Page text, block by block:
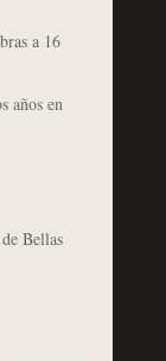
a 16
años en
Bellas